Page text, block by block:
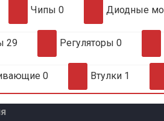
Чипы 0 Диодные
29 Регуляторы 0
0 Втулки 1